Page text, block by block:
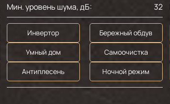
Мин. уровень шума, дБ:
32
Инвертор Бережный обдув
Умный дом Самоочистка
Антиплесень Ночной режим